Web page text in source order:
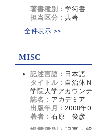
著書種別：学術書
担当区分：共著
全件表示 >>
MISC
記述言語： 日本語
タイトル： 自治体
学院大学アカウン
誌名： アカデミア
出版年月：2008年
著者： 石原 俊彦